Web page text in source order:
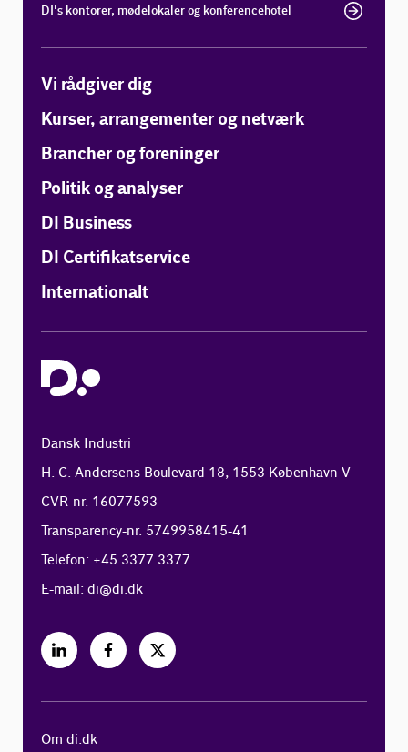
DI's kontorer, mødelokaler og konferencehotel
Vi rådgiver dig
Kurser, arrangementer og netværk
Brancher og foreninger
Politik og analyser
DI Business
DI Certifikatservice
Internationalt
Dansk Industri
H. C. Andersens Boulevard 18, 1553 København V
CVR-nr. 16077593
Transparency-nr. 5749958415-41
Telefon: +45 3377 3377
E-mail:di@di.dk
Om di.dk